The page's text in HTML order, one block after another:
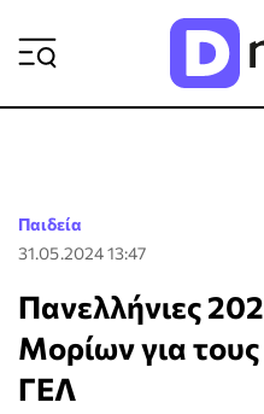
Παιδεία
31.05.2024 13:47
Πανελλήνιες
Μορίων για
ΓΕΛ